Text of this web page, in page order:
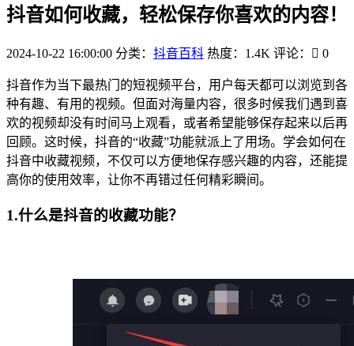
抖音如何收藏，轻松保存你喜欢的内容！
2024-10-22 16:00:00 分类： 抖音百科 热度：1.4K 评论： 0
抖音作为当下最热门的短视频平台，用户每天都可以浏览到各
种有趣、有用的视频。但面对海量内容，很多时候我们遇到喜
欢的视频却没有时间马上观看，或者希望能够保存起来以后再
回顾。这时候，抖音的“收藏”功能就派上了用场。学会如何在
抖音中收藏视频，不仅可以方便地保存感兴趣的内容，还能提
高你的使用效率，让你不再错过任何精彩瞬间。
1.什么是抖音的收藏功能？